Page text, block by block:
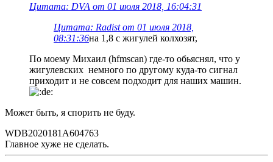
Цитата: DVA от 01 июля 2018, 16:04:31
Цитата: Radist от 01 июля 2018,
08:31:36на 1,8 с жигулей колхозят,
По моему Михаил (hfmscan) где-то обьяснял, что у
жигулевских немного по другому куда-то сигнал
приходит и не совсем подходит для наших машин.
Может быть, я спорить не буду.
WDB2020181A604763
Главное хуже не сделать.